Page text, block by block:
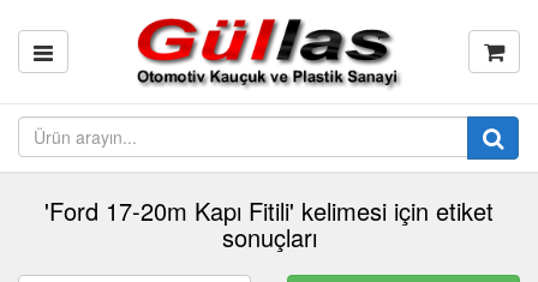
'Ford 17-20m Kapı Fitili' kelimesi için etiket
sonuçları